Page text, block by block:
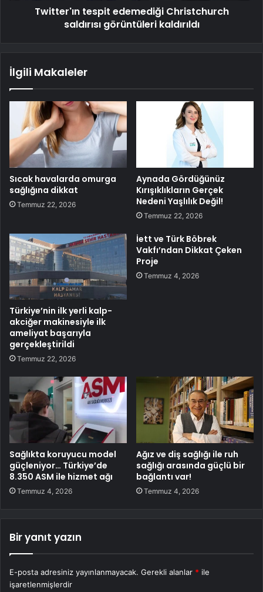
Twitter'ın tespit edemediği Christchurch
saldırısı görüntüleri kaldırıldı
İlgili Makaleler
Sıcak havalarda omurga
sağlığına dikkat
Temmuz 22, 2026
Aynada Gördüğünüz
Kırışıklıkların Gerçek
Nedeni Yaşlılık Değil!
Temmuz 22, 2026
Türkiye’nin ilk yerli kalp-
akciğer makinesiyle ilk
ameliyat başarıyla
gerçekleştirildi
Temmuz 22, 2026
İett ve Türk Böbrek
Vakfı’ndan Dikkat Çeken
Proje
Temmuz 4, 2026
Sağlıkta koruyucu model
güçleniyor… Türkiye’de
8.350 ASM ile hizmet ağı
Temmuz 4, 2026
Ağız ve diş sağlığı ile ruh
sağlığı arasında güçlü bir
bağlantı var!
Temmuz 4, 2026
Bir yanıt yazın
E-posta adresiniz yayınlanmayacak. Gerekli alanlar * ile
işaretlenmişlerdir